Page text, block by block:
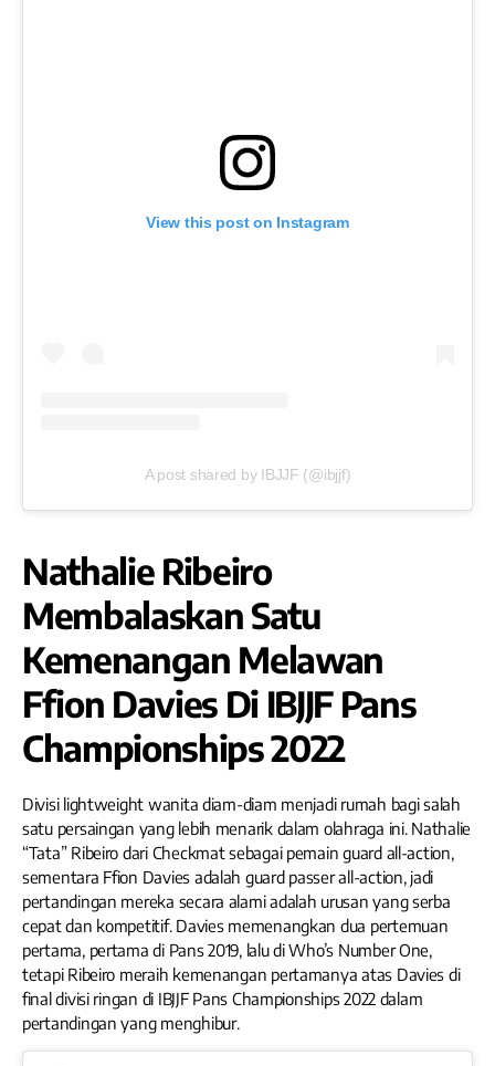
View this post on Instagram
A post shared by IBJJF (@ibjjf)
Nathalie Ribeiro
Membalaskan Satu
Kemenangan Melawan
Ffion Davies Di IBJJF Pans
Championships 2022
Divisi lightweight wanita diam-diam menjadi rumah bagi salah
satu persaingan yang lebih menarik dalam olahraga ini. Nathalie
“Tata” Ribeiro dari Checkmat sebagai pemain guard all-action,
sementara Ffion Davies adalah guard passer all-action, jadi
pertandingan mereka secara alami adalah urusan yang serba
cepat dan kompetitif. Davies memenangkan dua pertemuan
pertama, pertama di Pans 2019, lalu di Who’s Number One,
tetapi Ribeiro meraih kemenangan pertamanya atas Davies di
final divisi ringan di IBJJF Pans Championships 2022 dalam
pertandingan yang menghibur.